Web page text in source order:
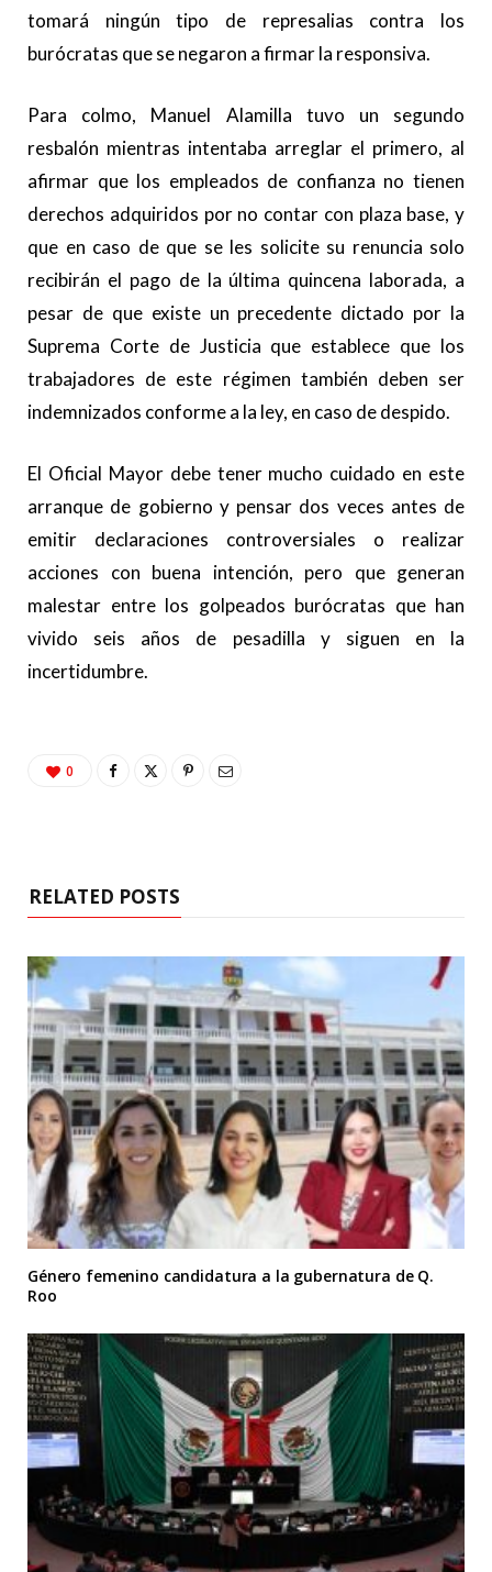
tomará ningún tipo de represalias contra los
burócratas que se negaron a firmar la responsiva.
Para colmo, Manuel Alamilla tuvo un segundo
resbalón mientras intentaba arreglar el primero, al
afirmar que los empleados de confianza no tienen
derechos adquiridos por no contar con plaza base, y
que en caso de que se les solicite su renuncia solo
recibirán el pago de la última quincena laborada, a
pesar de que existe un precedente dictado por la
Suprema Corte de Justicia que establece que los
trabajadores de este régimen también deben ser
indemnizados conforme a la ley, en caso de despido.
El Oficial Mayor debe tener mucho cuidado en este
arranque de gobierno y pensar dos veces antes de
emitir declaraciones controversiales o realizar
acciones con buena intención, pero que generan
malestar entre los golpeados burócratas que han
vivido seis años de pesadilla y siguen en la
incertidumbre.
0
RELATED POSTS
Género femenino candidatura a la gubernatura de Q.
Roo